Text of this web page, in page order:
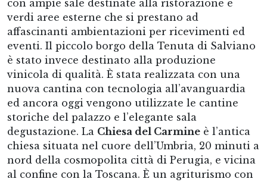
con ampie sale destinate alla ristorazione e
verdi aree esterne che si prestano ad
affascinanti ambientazioni per ricevimenti ed
eventi. Il piccolo borgo della Tenuta di Salviano
è stato invece destinato alla produzione
vinicola di qualità. È stata realizzata con una
nuova cantina con tecnologia all’avanguardia
ed ancora oggi vengono utilizzate le cantine
storiche del palazzo e l’elegante sala
degustazione. La Chiesa del Carmine è l’antica
chiesa situata nel cuore dell’Umbria, 20 minuti a
nord della cosmopolita città di Perugia, e vicina
al confine con la Toscana. È un agriturismo con